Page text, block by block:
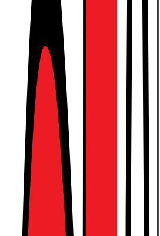
LG webOS Re:New
delbetalning.
eller tidigare visningsexemplar. Den
kundfördelar gäller på samma sätt som
tillbehör: